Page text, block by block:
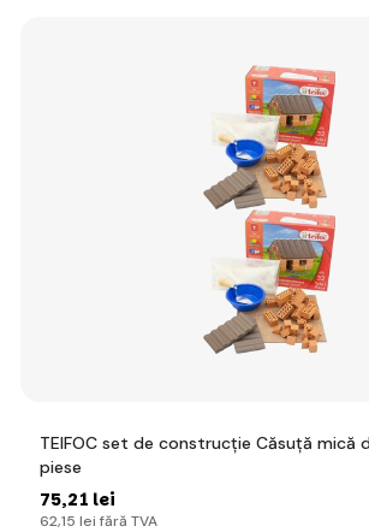
TEIFOC set de construcție Căsuță mică
piese
75,21 lei
62,15 lei fără TVA